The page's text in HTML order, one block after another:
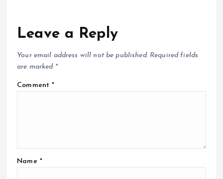
Leave a Reply
Your email address will not be published. Required fields
are marked *
Comment*
Name *